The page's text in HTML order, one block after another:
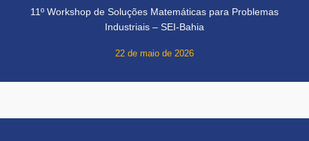
11º Workshop de Soluções Matemáticas para Problemas
Industriais – SEI-Bahia
22 de maio de 2026